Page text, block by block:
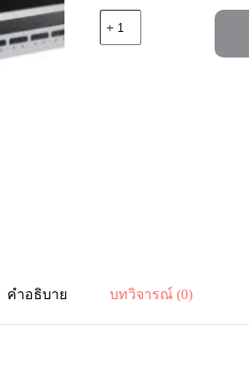
คำอธิบาย บทวิจารณ์ (0)